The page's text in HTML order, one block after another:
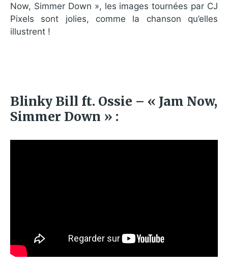
Now, Simmer Down », les images tournées par CJ
Pixels sont jolies, comme la chanson qu’elles
illustrent !
Blinky Bill ft. Ossie – « Jam Now,
Simmer Down » :